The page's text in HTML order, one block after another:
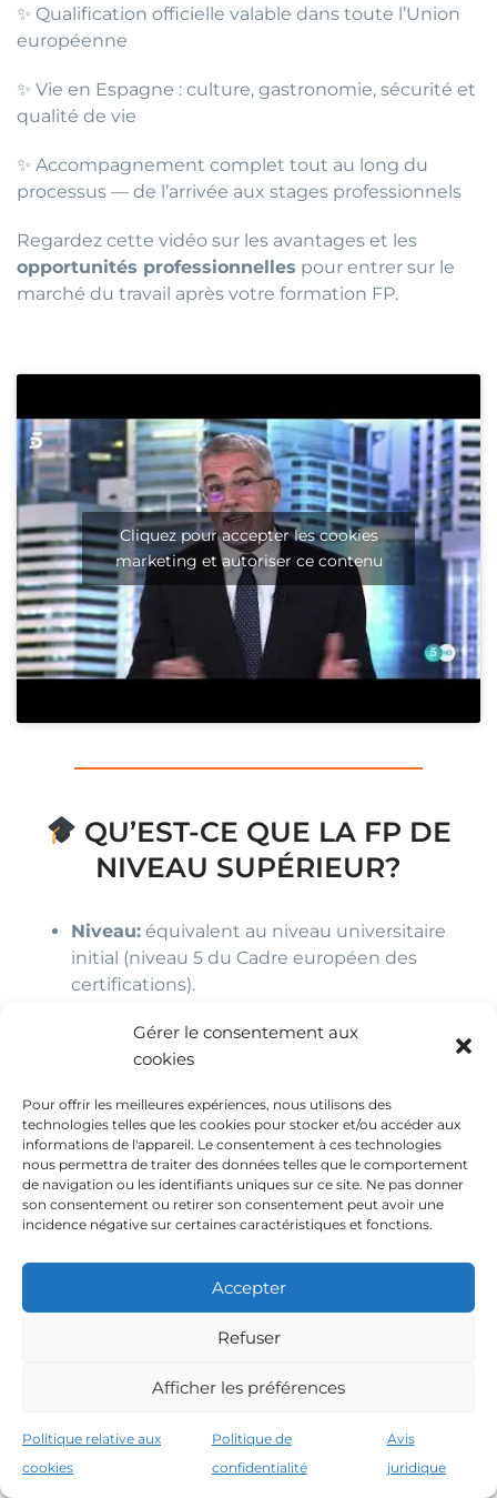
Gérer le consentement aux
cookies
Pour offrir les meilleures expériences, nous utilisons des
technologies telles que les cookies pour stocker et/ou accéder aux
informations de l'appareil. Le consentement à ces technologies
nous permettra de traiter des données telles que le comportement
de navigation ou les identifiants uniques sur ce site. Ne pas donner
son consentement ou retirer son consentement peut avoir une
incidence négative sur certaines caractéristiques et fonctions.
Accepter
Refuser
Afficher les préférences
Politique relative aux
cookies
Politique de
confidentialité
Avis
juridique
✨ Qualification officielle valable dans toute l’Union
européenne
✨ Vie en Espagne : culture, gastronomie, sécurité et
qualité de vie
✨ Accompagnement complet tout au long du
processus — de l’arrivée aux stages professionnels
Regardez cette vidéo sur les avantages et les
opportunités professionnelles pour entrer sur le
marché du travail après votre formation FP.
Cliquez pour accepter les cookies
marketing et autoriser ce contenu
QU’EST-CE QUE LA FP DE
NIVEAU SUPÉRIEUR?
Niveau: équivalent au niveau universitaire
initial (niveau 5 du Cadre européen des
certifications).
Baccalauréat, ou
Formation FP intermédiaire + cours
Examen d’entrée (si 19 ans ou plus)
Durée: 2 ans (environ 2000 heures)
Objectif :former des techniciens supérieurs
avec des compétences spécialisées et des
responsabilités intermédiaires.
Entrer sur le marché du travail avec de
meilleures conditions.
Ou continuer à l’université (de nombreux